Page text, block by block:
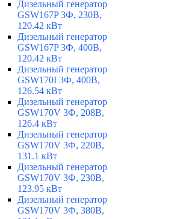
Дизельный генератор
GSW167P 3Ф, 230В,
120.42 кВт
Дизельный генератор
GSW167P 3Ф, 400В,
120.42 кВт
Дизельный генератор
GSW170I 3Ф, 400В,
126.54 кВт
Дизельный генератор
GSW170V 3Ф, 208В,
126.4 кВт
Дизельный генератор
GSW170V 3Ф, 220В,
131.1 кВт
Дизельный генератор
GSW170V 3Ф, 230В,
123.95 кВт
Дизельный генератор
GSW170V 3Ф, 380В,